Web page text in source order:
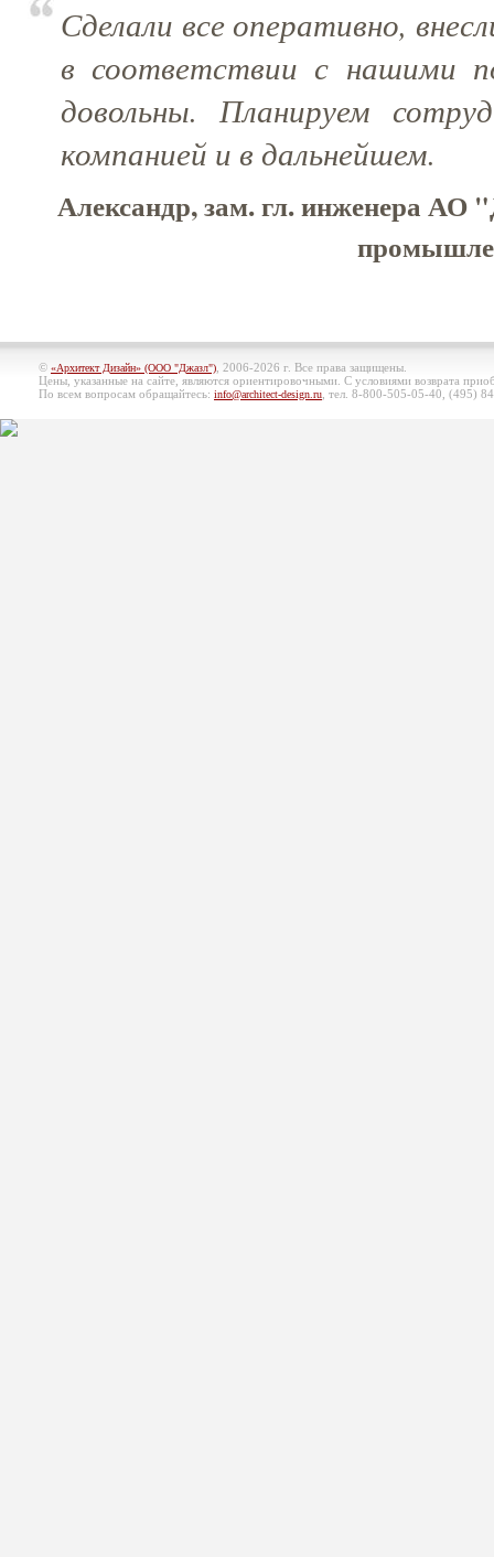
Сделали все оперативно,
в соответствии с нашими
довольны. Планируем
компанией и в дальнейшем.
Александр, зам. гл. инженера АО
© «Архитект Дизайн» (ООО "Джазл") , 2006-2026 г. Все права защищены.
Цены, указанные на сайте, являются ориентировочными. С условиями возврата
По всем вопросам обращайтесь: info@architect-design.ru , тел. 8-800-505-05-40, (495)